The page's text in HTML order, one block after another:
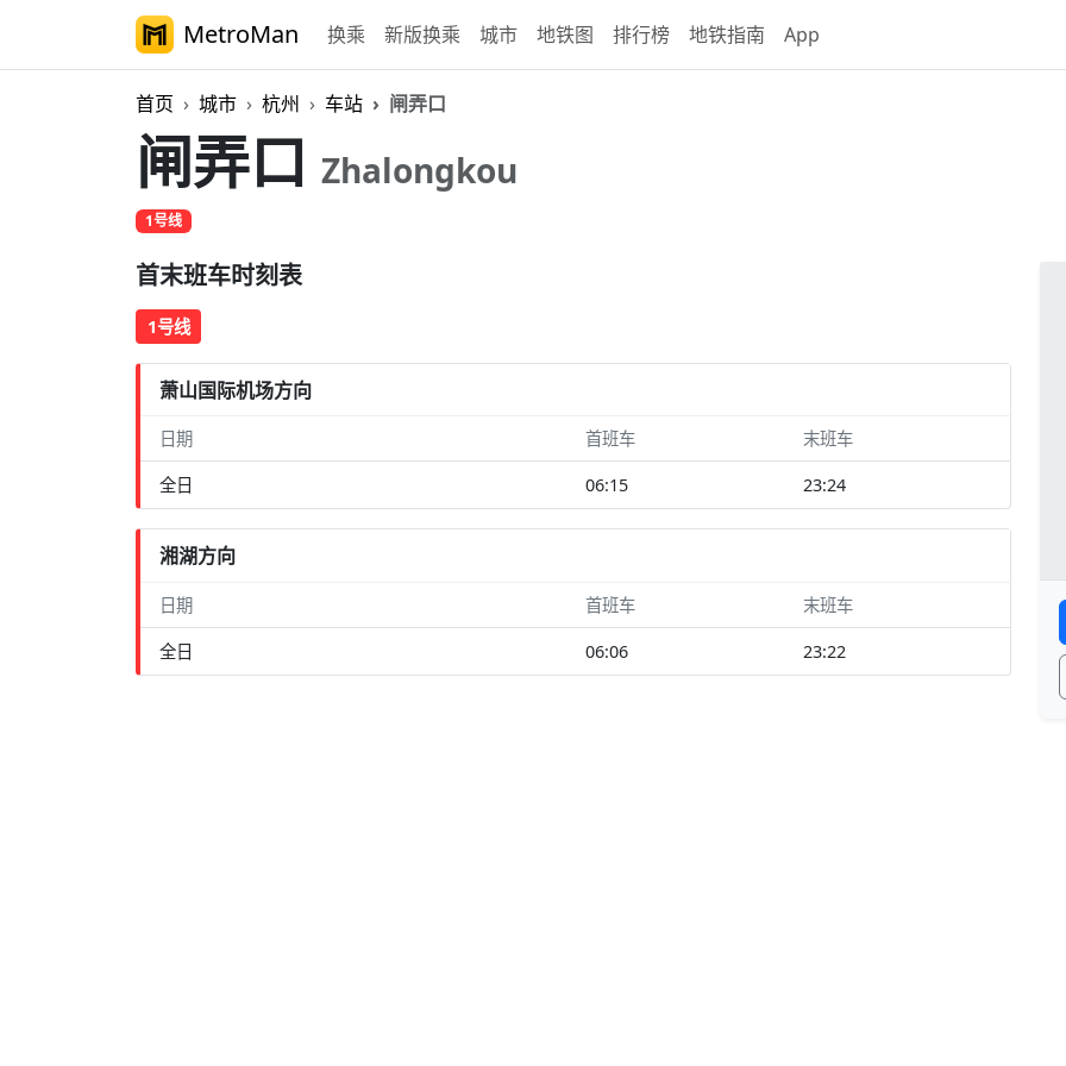
MetroMan 换乘 新版换乘 城市 地铁图 排行榜 地铁指南 App
首页 城市 杭州 车站 闸弄口
闸弄口 Zhalongkou
1号线
首末班车时刻表
1号线
萧山国际机场方向
日期 首班车 末班车
全日 06:15 23:24
湘湖方向
日期 首班车 末班车
全日 06:06 23:22